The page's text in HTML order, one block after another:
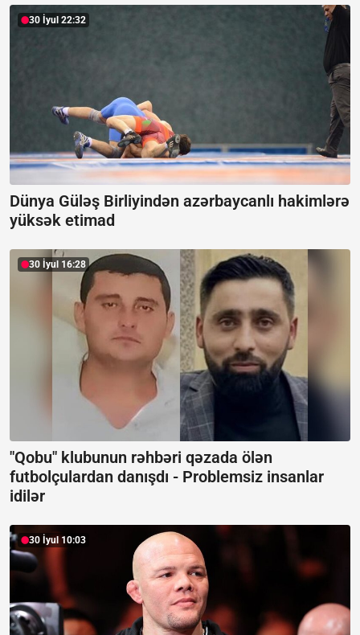
30 İyul 22:32
Dünya Güləş Birliyindən azərbaycanlı hakimlərə
yüksək etimad
30 İyul 16:28
"Qobu" klubunun rəhbəri qəzada ölən
futbolçulardan danışdı - Problemsiz insanlar
idilər
30 İyul 10:03